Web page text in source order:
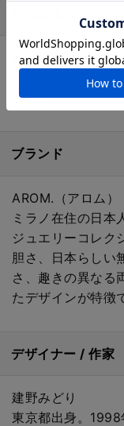
程よいボリューム
カフ。着けるとき
します。
ブランド
AROM.（アロム）
ミラノ在住の日本
ジュエリーコレク
胆さ、日本らしい
さ、趣きの異なる
たデザインが特徴
デザイナー / 作家
建野みどり
東京都出身。